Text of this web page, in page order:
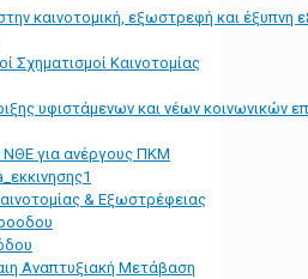
καινοτομική, εξωστρεφή και έξυπνη
Σχηματισμοί Καινοτομίας
υφιστάμενων και νέων κοινωνικών
ΝΘΕ για ανέργους ΠΚΜ
& Εξωστρέφειας
Αναπτυξιακή Μετάβαση